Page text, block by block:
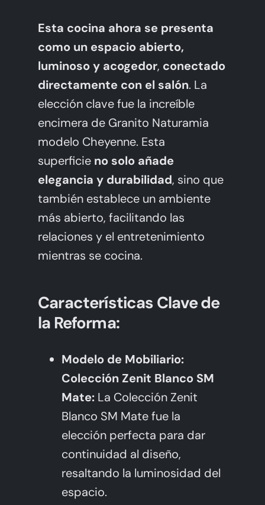
Esta cocina ahora se presenta
como un espacio abierto,
luminoso y acogedor, conectado
directamente con el salón. La
elección clave fue la increíble
encimera de Granito Naturamia
modelo Cheyenne. Esta
superficie no solo añade
elegancia y durabilidad, sino que
también establece un ambiente
más abierto, facilitando las
relaciones y el entretenimiento
mientras se cocina.
Características Clave de
la Reforma:
Modelo de Mobiliario:
Colección Zenit Blanco SM
Mate:La Colección Zenit
Blanco SM Mate fue la
elección perfecta para dar
continuidad al diseño,
resaltando la luminosidad del
espacio.